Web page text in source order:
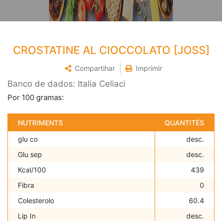
CROSTATINE AL CIOCCOLATO [JOSS]
Compartihar Imprimir
Banco de dados: Italia Celiaci
Por 100 gramas:
NUTRIMENTS
QUANTITÉS
glu co
desc.
Glu sep
desc.
Kcal/100
439
Fibra
0
Colesterolo
60.4
Lip In
desc.